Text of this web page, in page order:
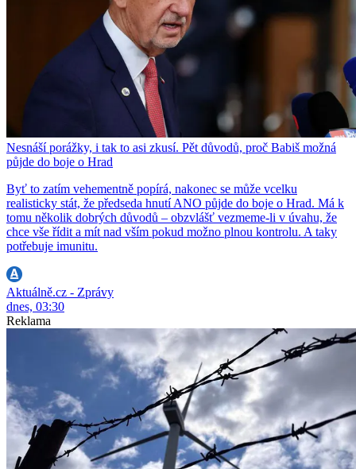
Nesnáší porážky, i tak to asi zkusí. Pět důvodů, proč Babiš možná
půjde do boje o Hrad
Byť to zatím vehementně popírá, nakonec se může vcelku
realisticky stát, že předseda hnutí ANO půjde do boje o Hrad. Má k
tomu několik dobrých důvodů – obzvlášť vezmeme-li v úvahu, že
chce vše řídit a mít nad vším pokud možno plnou kontrolu. A taky
potřebuje imunitu.
Aktuálně.cz - Zprávy
dnes, 03:30
Reklama